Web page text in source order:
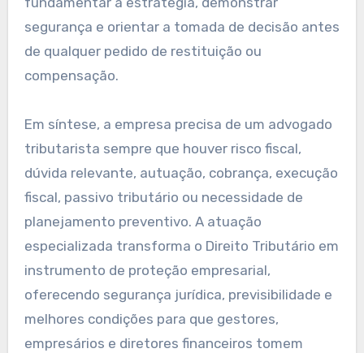
segurança e orientar a tomada de decisão antes
de qualquer pedido de restituição ou
compensação.
Em síntese, a empresa precisa de um advogado
tributarista sempre que houver risco fiscal,
dúvida relevante, autuação, cobrança, execução
fiscal, passivo tributário ou necessidade de
planejamento preventivo. A atuação
especializada transforma o Direito Tributário em
instrumento de proteção empresarial,
oferecendo segurança jurídica, previsibilidade e
melhores condições para que gestores,
empresários e diretores financeiros tomem